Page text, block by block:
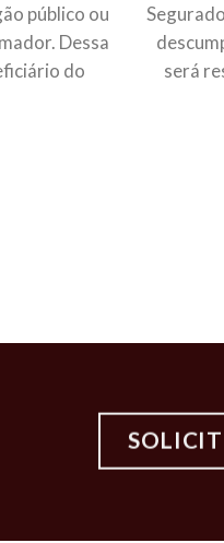
público ou
Dessa
do
será